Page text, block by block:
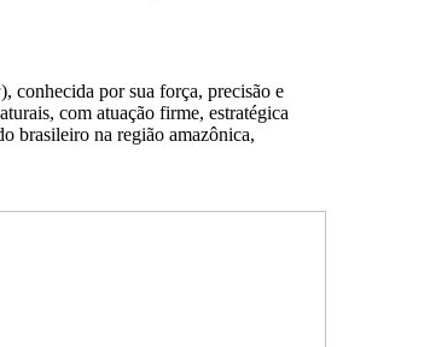
), conhecida por sua força, precisão e
com atuação firme, estratégica
brasileiro na região amazônica,